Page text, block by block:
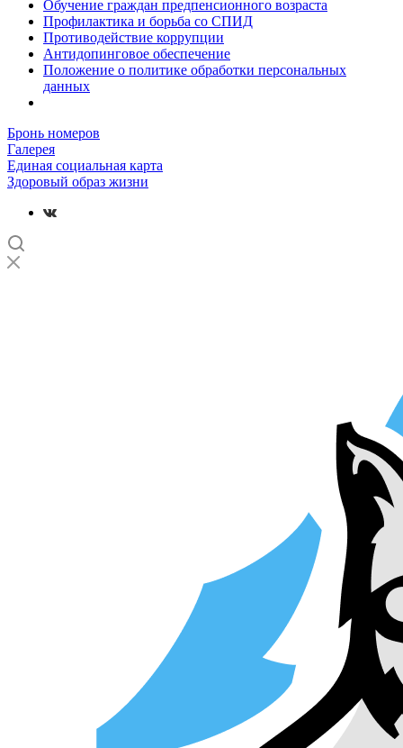
Обучение граждан предпенсионного возраста
Профилактика и борьба со СПИД
Противодействие коррупции
Антидопинговое обеспечение
Положение о политике обработки персональных
данных
Бронь номеров
Галерея
Единая социальная карта
Здоровый образ жизни